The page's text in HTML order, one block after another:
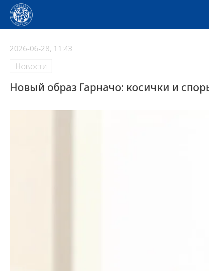
2026-06-28, 11:43
Новости
Новый образ Гарначо: косички и